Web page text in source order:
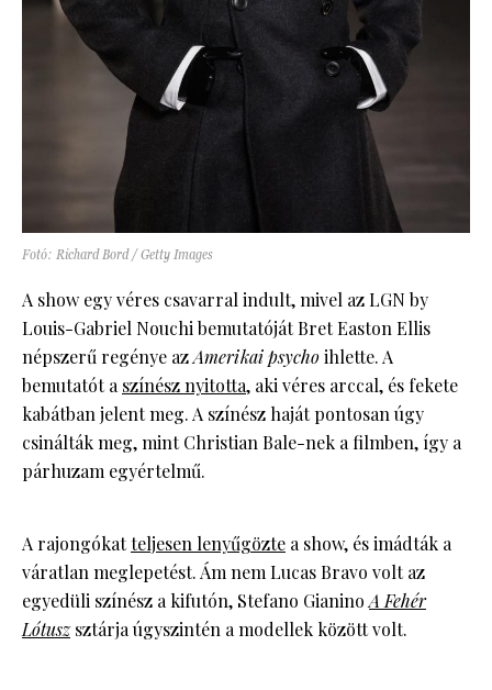
Fotó: Richard Bord / Getty Images
A show egy véres csavarral indult, mivel az LGN by
Louis-Gabriel Nouchi bemutatóját Bret Easton Ellis
népszerű regénye azAmerikai psychoihlette. A
bemutatót aszínész nyitotta, aki véres arccal, és fekete
kabátban jelent meg. A színész haját pontosan úgy
csinálták meg, mint Christian Bale-nek a filmben, így a
párhuzam egyértelmű.
A rajongókatteljesen lenyűgözte a show, és imádták a
váratlan meglepetést. Ám nem Lucas Bravo volt az
egyedüli színész a kifutón, Stefano GianinoA Fehér
Lótuszsztárja úgyszintén a modellek között volt.